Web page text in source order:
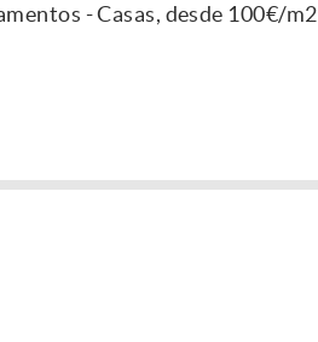
- Casas, desde 100€/m2